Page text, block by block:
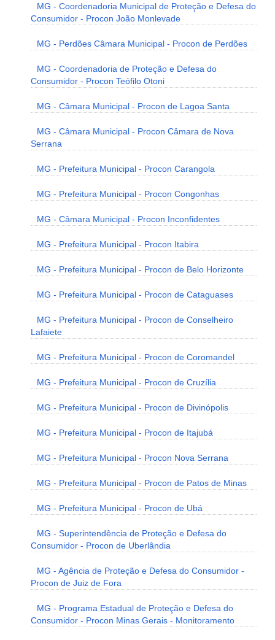
MG - Coordenadoria Municipal de Proteção e Defesa do
Consumidor - Procon João Monlevade
MG - Perdões Câmara Municipal - Procon de Perdões
MG - Coordenadoria de Proteção e Defesa do
Consumidor - Procon Teófilo Otoni
MG - Câmara Municipal - Procon de Lagoa Santa
MG - Câmara Municipal - Procon Câmara de Nova
Serrana
MG - Prefeitura Municipal - Procon Carangola
MG - Prefeitura Municipal - Procon Congonhas
MG - Câmara Municipal - Procon Inconfidentes
MG - Prefeitura Municipal - Procon Itabira
MG - Prefeitura Municipal - Procon de Belo Horizonte
MG - Prefeitura Municipal - Procon de Cataguases
MG - Prefeitura Municipal - Procon de Conselheiro
Lafaiete
MG - Prefeitura Municipal - Procon de Coromandel
MG - Prefeitura Municipal - Procon de Cruzília
MG - Prefeitura Municipal - Procon de Divinópolis
MG - Prefeitura Municipal - Procon de Itajubá
MG - Prefeitura Municipal - Procon Nova Serrana
MG - Prefeitura Municipal - Procon de Patos de Minas
MG - Prefeitura Municipal - Procon de Ubá
MG - Superintendência de Proteção e Defesa do
Consumidor - Procon de Uberlândia
MG - Agência de Proteção e Defesa do Consumidor -
Procon de Juiz de Fora
MG - Programa Estadual de Proteção e Defesa do
Consumidor - Procon Minas Gerais - Monitoramento